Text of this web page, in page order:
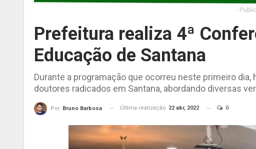
-
Prefeitura realiza 4ª
Educação de Santana
Durante a programação que ocorreu neste primeiro
doutores radicados em Santana, abordando diversas
Por Bruno Barbosa Última realização 22 abr, 2022 0